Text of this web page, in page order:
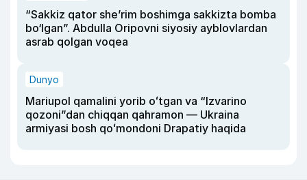
“Sakkiz qator she’rim boshimga sakkizta bomba
bo‘lgan”. Abdulla Oripovni siyosiy ayblovlardan
asrab qolgan voqea
Dunyo
Mariupol qamalini yorib oʻtgan va “Izvarino
qozoni”dan chiqqan qahramon — Ukraina
armiyasi bosh qoʻmondoni Drapatiy haqida